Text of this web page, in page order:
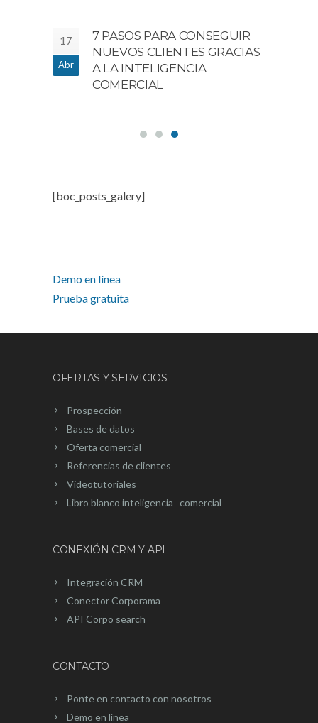
17
Abr
7 PASOS PARA CONSEGUIR
NUEVOS CLIENTES GRACIAS
A LA INTELIGENCIA
COMERCIAL
[boc_posts_galery]
Demo en línea
Prueba gratuita
OFERTAS Y SERVICIOS
Prospección
Bases de datos
Oferta comercial
Referencias de clientes
Videotutoriales
Libro blanco inteligencia comercial
CONEXIÓN CRM Y API
Integración CRM
Conector Corporama
API Corpo search
CONTACTO
Ponte en contacto con nosotros
Demo en línea